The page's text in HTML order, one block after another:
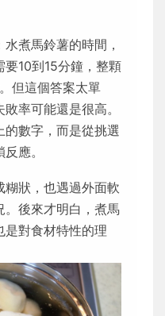
煮馬鈴薯的時間，
10到15分鐘，整顆
但這個答案太單
率可能還是很高。
數字，而是從挑選
應。
狀，也遇過外面軟
。後來才明白，煮馬
是對食材特性的理